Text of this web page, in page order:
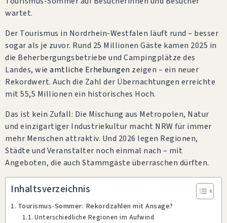
wartet.
Der Tourismus in Nordrhein-Westfalen läuft rund – besser
sogar als je zuvor. Rund 25 Millionen Gäste kamen 2025 in
die Beherbergungsbetriebe und Campingplätze des
Landes, wie amtliche Erhebungen zeigen – ein neuer
Rekordwert. Auch die Zahl der Übernachtungen erreichte
mit 55,5 Millionen ein historisches Hoch.
Das ist kein Zufall: Die Mischung aus Metropolen, Natur
und einzigartiger Industriekultur macht NRW für immer
mehr Menschen attraktiv. Und 2026 legen Regionen,
Städte und Veranstalter noch einmal nach – mit
Angeboten, die auch Stammgäste überraschen dürften.
Inhaltsverzeichnis
Tourismus-Sommer: Rekordzahlen mit Ansage?
Unterschiedliche Regionen im Aufwind